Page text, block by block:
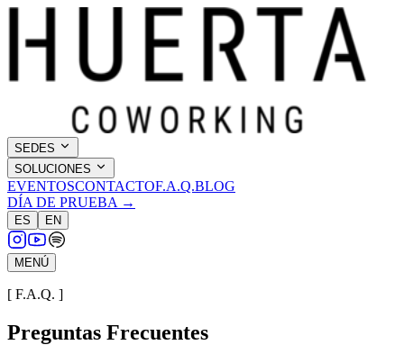
SEDES
SOLUCIONES
EVENTOSCONTACTOF.A.Q.BLOG
DÍA DE PRUEBA →
ES EN
MENÚ
[ F.A.Q. ]
Preguntas Frecuentes